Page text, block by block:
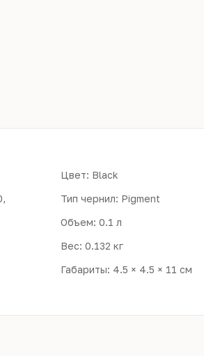
Цвет: Black
Тип чернил: Pigment
Объем: 0.1 л
Вес: 0.132 кг
Габариты: 4.5 × 4.5 × 11 см